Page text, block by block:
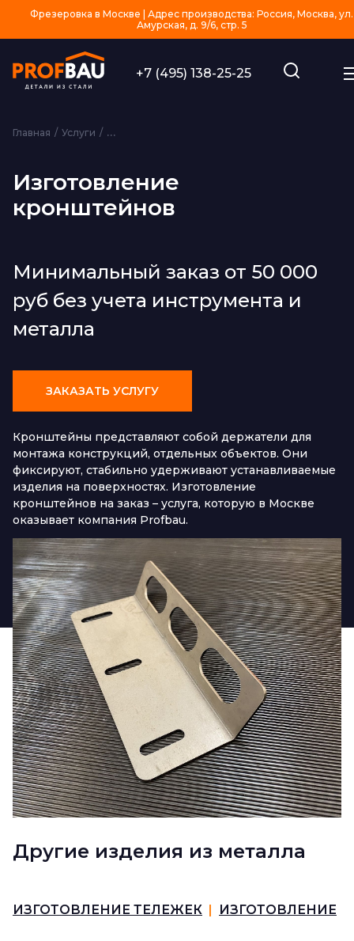
Фрезеровка в Москве | Адрес производства: Россия, Москва, ул.
Амурская, д. 9/6, стр. 5
+7 (495) 138-25-25
Главная Услуги Изготовление изделий из металла на заказ
Изготовление
кронштейнов
Минимальный заказ от 50 000
руб без учета инструмента и
металла
ЗАКАЗАТЬ УСЛУГУ
Кронштейны представляют собой держатели для
монтажа конструкций, отдельных объектов. Они
фиксируют, стабильно удерживают устанавливаемые
изделия на поверхностях. Изготовление
кронштейнов на заказ – услуга, которую в Москве
оказывает компания Profbau.
Другие изделия из металла
ИЗГОТОВЛЕНИЕ ТЕЛЕЖЕК ИЗГОТОВЛЕНИЕ